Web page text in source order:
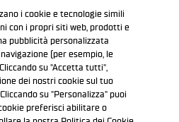
della Privacy
di acquisto
ufficiale WorldSBK
i cookie e tecnologie simili
con i propri siti web, prodotti e
pubblicità personalizzata
(per esempio, le
su "Accetta tutti",
dei nostri cookie sul tuo
su "Personalizza" puoi
preferisci abilitare o